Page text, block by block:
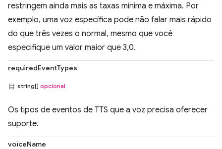
restringem ainda mais as taxas mínima e máxima. Por
exemplo, uma voz específica pode não falar mais rápido
do que três vezes o normal, mesmo que você
especifique um valor maior que 3,0.
requiredEventTypes
string[] opcional
Os tipos de eventos de TTS que a voz precisa oferecer
suporte.
voiceName